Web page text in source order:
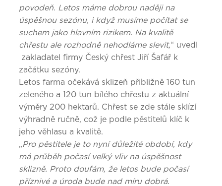
povodeň. Letos máme dobrou naději na
úspěšnou sezónu, i když musíme počítat se
suchem jako hlavním rizikem. Na kvalitě
chřestu ale rozhodně nehodláme slevit,“ uvedl
zakladatel firmy Český chřest Jiří Šafář k
začátku sezóny.
Letos farma očekává sklizeň přibližně 160 tun
zeleného a 120 tun bílého chřestu z aktuální
výměry 200 hektarů. Chřest se zde stále sklízí
výhradně ručně, což je podle pěstitelů klíč k
jeho věhlasu a kvalitě.
„Pro pěstitele je to nyní důležité období, kdy
má průběh počasí velký vliv na úspěšnost
sklizně. Proto doufám, že letos bude počasí
příznivé a úroda bude nad míru dobrá.